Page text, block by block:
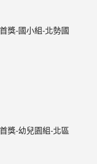
獎-國小組-北勢國
獎-幼兒園組-北區